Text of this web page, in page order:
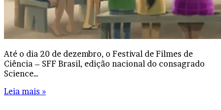
Até o dia 20 de dezembro, o Festival de Filmes de
Ciência – SFF Brasil, edição nacional do consagrado
Science…
Leia mais »